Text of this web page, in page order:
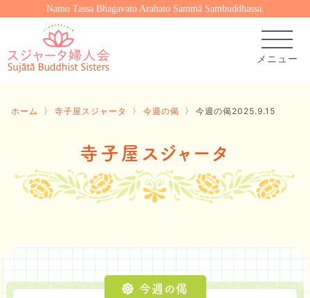
Namo Tassa Bhagavato Arahato Sammā Sambuddhassa.
ホーム 〉 寺子屋スジャータ 〉 今週の偈 〉 今週の偈2025.9.15
寺子屋スジャータ
今週の偈